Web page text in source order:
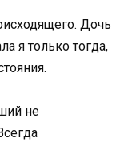
Дочь
я только тогда,
не